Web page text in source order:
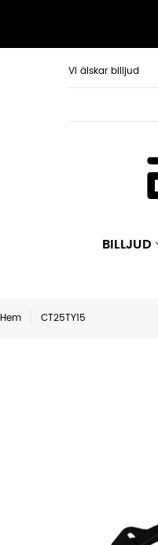
Vi älskar billjud
BILLJUD
Hem CT25TY15